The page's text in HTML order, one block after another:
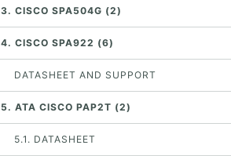
3. CISCO SPA504G (2)
4. CISCO SPA922 (6)
DATASHEET AND SUPPORT
5. ATA CISCO PAP2T (2)
5.1. DATASHEET